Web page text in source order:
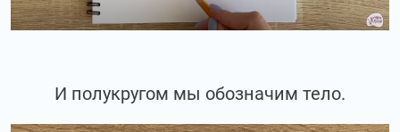
И полукругом мы обозначим тело.